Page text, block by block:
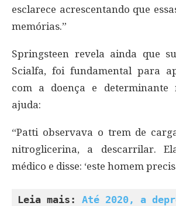
esclarece acrescentando que
memórias.”
Springsteen revela ainda que
Scialfa, foi fundamental para
com a doença e determinante
ajuda:
“Patti observava o trem de
nitroglicerina, a descarrilar.
médico e disse: ‘este homem
Leia mais: Até 2020, a